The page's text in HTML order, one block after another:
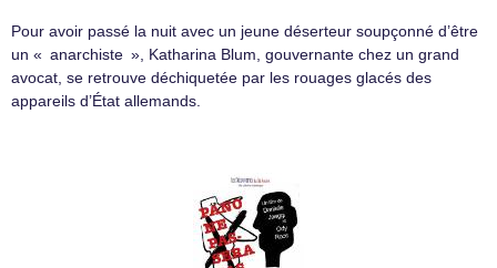
Pour avoir passé la nuit avec un jeune déserteur soupçonné d’être
un « anarchiste », Katharina Blum, gouvernante chez un grand
avocat, se retrouve déchiquetée par les rouages glacés des
appareils d’État allemands.